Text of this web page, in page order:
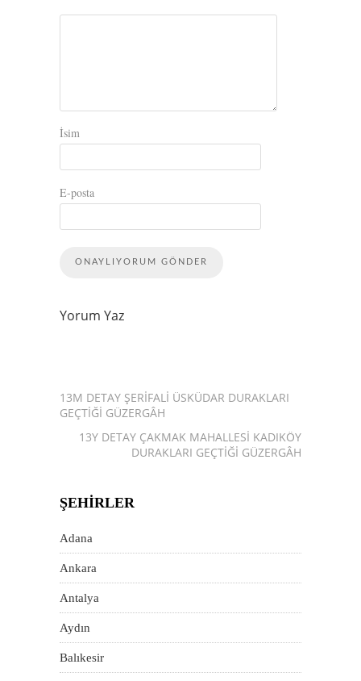
İsim
E-posta
Yorum Yaz
13M DETAY ŞERIFALI ÜSKÜDAR DURAKLARI
GEÇTIĞI GÜZERGÂH
13Y DETAY ÇAKMAK MAHALLESI KADIKÖY
DURAKLARI GEÇTIĞI GÜZERGÂH
ŞEHIRLER
Adana
Ankara
Antalya
Aydın
Balıkesir